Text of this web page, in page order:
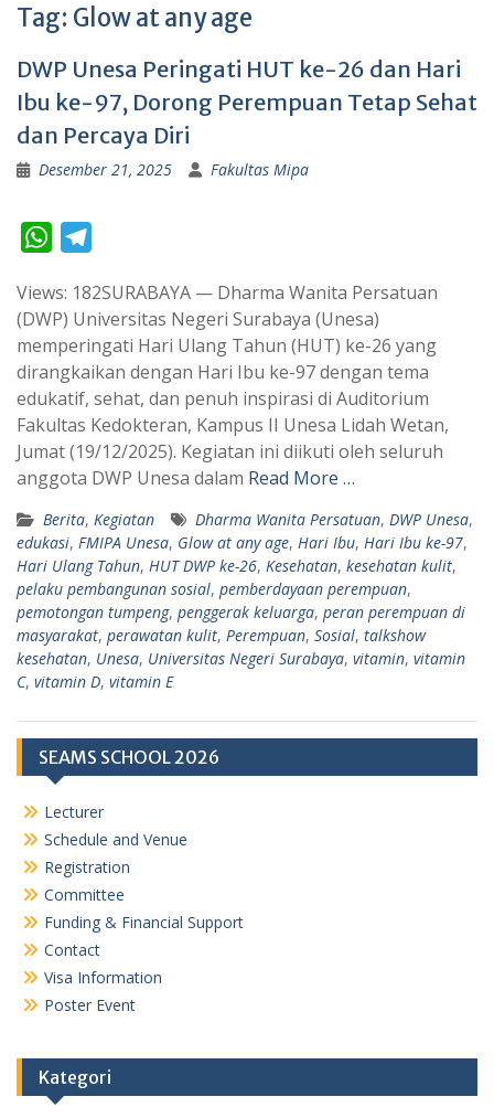
Tag: Glow at any age
DWP Unesa Peringati HUT ke-26 dan Hari
Ibu ke-97, Dorong Perempuan Tetap Sehat
dan Percaya Diri
Desember 21, 2025 Fakultas Mipa
W
a
t
s
A
p
p
l
e
g
r
a
m
Views: 182SURABAYA — Dharma Wanita Persatuan
(DWP) Universitas Negeri Surabaya (Unesa)
memperingati Hari Ulang Tahun (HUT) ke-26 yang
dirangkaikan dengan Hari Ibu ke-97 dengan tema
edukatif, sehat, dan penuh inspirasi di Auditorium
Fakultas Kedokteran, Kampus II Unesa Lidah Wetan,
Jumat (19/12/2025). Kegiatan ini diikuti oleh seluruh
anggota DWP Unesa dalam Read More …
Berita, Kegiatan Dharma Wanita Persatuan, DWP Unesa,
edukasi, FMIPA Unesa, Glow at any age, Hari Ibu, Hari Ibu ke-97,
Hari Ulang Tahun, HUT DWP ke-26, Kesehatan, kesehatan kulit,
pelaku pembangunan sosial, pemberdayaan perempuan,
pemotongan tumpeng, penggerak keluarga, peran perempuan di
masyarakat, perawatan kulit, Perempuan, Sosial, talkshow
kesehatan, Unesa, Universitas Negeri Surabaya, vitamin, vitamin
C, vitamin D, vitamin E
SEAMS SCHOOL 2026
Lecturer
Schedule and Venue
Registration
Committee
Funding & Financial Support
Contact
Visa Information
Poster Event
Kategori